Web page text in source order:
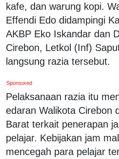
kafe, dan warung kopi.
Effendi Edo didampingi
AKBP Eko Iskandar dan
Cirebon, Letkol (Inf)
langsung razia tersebut.
Sponsored
Pelaksanaan razia itu
edaran Walikota Cirebon
Barat terkait penerapan
pelajar. Kebijakan jam
mencegah para pelajar